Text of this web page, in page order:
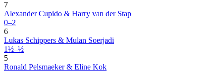
7
Alexander Cupido & Harry van der Stap
0–2
6
Lukas Schippers & Mulan Soerjadi
1½–½
5
Ronald Pelsmaeker & Eline Kok